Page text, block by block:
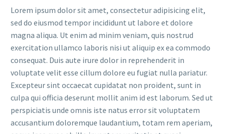
Lorem ipsum dolor sit amet, consectetur adipisicing elit,
sed do eiusmod tempor incididunt ut labore et dolore
magna aliqua. Ut enim ad minim veniam, quis nostrud
exercitation ullamco laboris nisi ut aliquip ex ea commodo
consequat. Duis aute irure dolor in reprehenderit in
voluptate velit esse cillum dolore eu fugiat nulla pariatur.
Excepteur sint occaecat cupidatat non proident, sunt in
culpa qui officia deserunt mollit anim id est laborum. Sed ut
perspiciatis unde omnis iste natus error sit voluptatem
accusantium doloremque laudantium, totam rem aperiam,